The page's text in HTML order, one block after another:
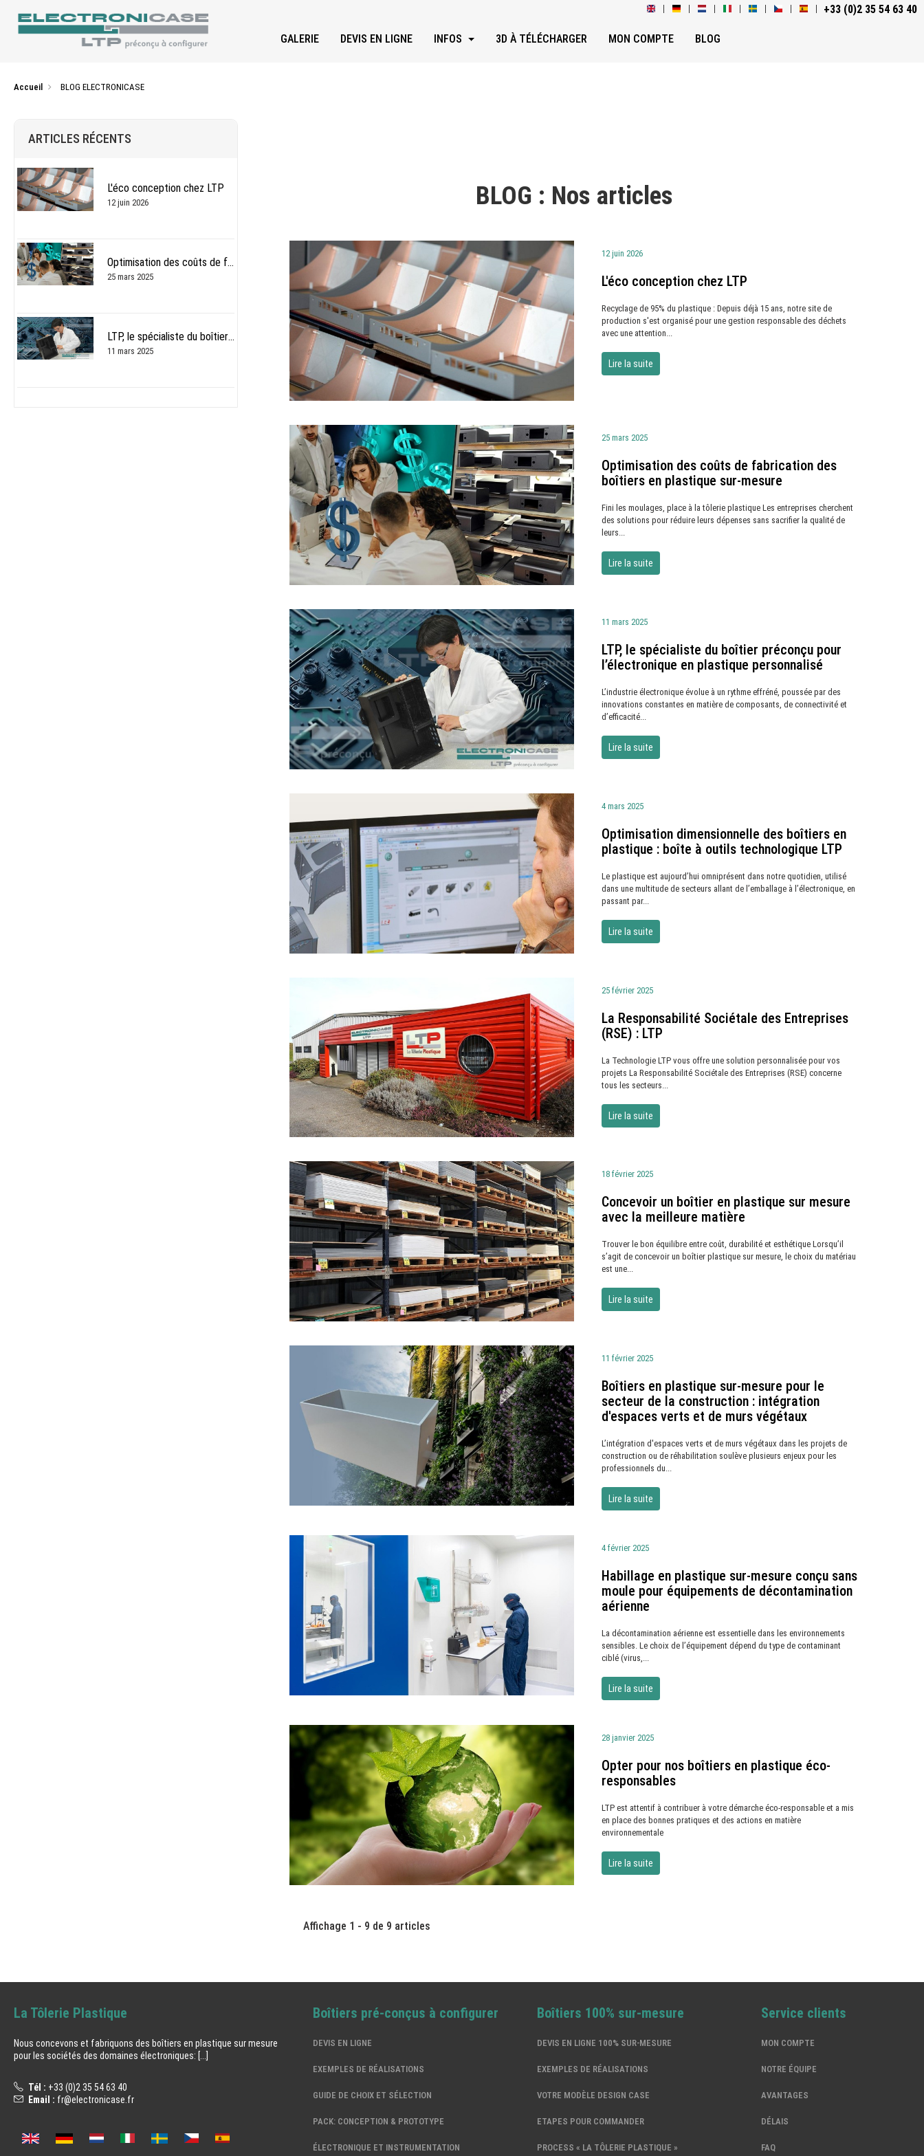
+33 (0)2 35 54 63 40
GALERIE DEVIS EN LIGNE INFOS 3D À TÉLÉCHARGER MON COMPTE BLOG
Accueil BLOG ELECTRONICASE
ARTICLES RÉCENTS
L'éco conception chez LTP
12 juin 2026
Optimisation des coûts de fabrication des boîtiers en plastique sur-mesure
25 mars 2025
LTP, le spécialiste du boîtier préconçu pour l’électronique en plastique personnalisé
11 mars 2025
BLOG : Nos articles
12 juin 2026
L'éco conception chez LTP
Recyclage de 95% du plastique : Depuis déjà 15 ans, notre site de
production s'est organisé pour une gestion responsable des déchets
avec une attention...
Lire la suite
25 mars 2025
Optimisation des coûts de fabrication des
boîtiers en plastique sur-mesure
Fini les moulages, place à la tôlerie plastique Les entreprises cherchent
des solutions pour réduire leurs dépenses sans sacrifier la qualité de
leurs...
Lire la suite
11 mars 2025
LTP, le spécialiste du boîtier préconçu pour
l’électronique en plastique personnalisé
L’industrie électronique évolue à un rythme effréné, poussée par des
innovations constantes en matière de composants, de connectivité et
d’efficacité...
Lire la suite
4 mars 2025
Optimisation dimensionnelle des boîtiers en
plastique : boîte à outils technologique LTP
Le plastique est aujourd’hui omniprésent dans notre quotidien, utilisé
dans une multitude de secteurs allant de l’emballage à l’électronique, en
passant par...
Lire la suite
25 février 2025
La Responsabilité Sociétale des Entreprises
(RSE) : LTP
La Technologie LTP vous offre une solution personnalisée pour vos
projets La Responsabilité Sociétale des Entreprises (RSE) concerne
tous les secteurs...
Lire la suite
18 février 2025
Concevoir un boîtier en plastique sur mesure
avec la meilleure matière
Trouver le bon équilibre entre coût, durabilité et esthétique Lorsqu’il
s’agit de concevoir un boîtier plastique sur mesure, le choix du matériau
est une...
Lire la suite
11 février 2025
Boîtiers en plastique sur-mesure pour le
secteur de la construction : intégration
d'espaces verts et de murs végétaux
L’intégration d'espaces verts et de murs végétaux dans les projets de
construction ou de réhabilitation soulève plusieurs enjeux pour les
professionnels du...
Lire la suite
4 février 2025
Habillage en plastique sur-mesure conçu sans
moule pour équipements de décontamination
aérienne
La décontamination aérienne est essentielle dans les environnements
sensibles. Le choix de l’équipement dépend du type de contaminant
ciblé (virus,...
Lire la suite
28 janvier 2025
Opter pour nos boîtiers en plastique éco-
responsables
LTP est attentif à contribuer à votre démarche éco-responsable et a mis
en place des bonnes pratiques et des actions en matière
environnementale
Lire la suite
Affichage 1 - 9 de 9 articles
La Tôlerie Plastique
Nous concevons et fabriquons des boîtiers en plastique sur mesure
pour les sociétés des domaines électroniques: [...]
Tél : +33 (0)2 35 54 63 40
Email : fr@electronicase.fr
Boîtiers pré-conçus à configurer
DEVIS EN LIGNE
EXEMPLES DE RÉALISATIONS
GUIDE DE CHOIX ET SÉLECTION
PACK: CONCEPTION & PROTOTYPE
ÉLECTRONIQUE ET INSTRUMENTATION
Boîtiers 100% sur-mesure
DEVIS EN LIGNE 100% SUR-MESURE
EXEMPLES DE RÉALISATIONS
VOTRE MODÈLE DESIGN CASE
ETAPES POUR COMMANDER
PROCESS « LA TÔLERIE PLASTIQUE »
Service clients
MON COMPTE
NOTRE ÉQUIPE
AVANTAGES
DÉLAIS
FAQ